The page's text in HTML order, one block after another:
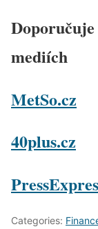
mediích
MetSo.cz
40plus.cz
Categories: